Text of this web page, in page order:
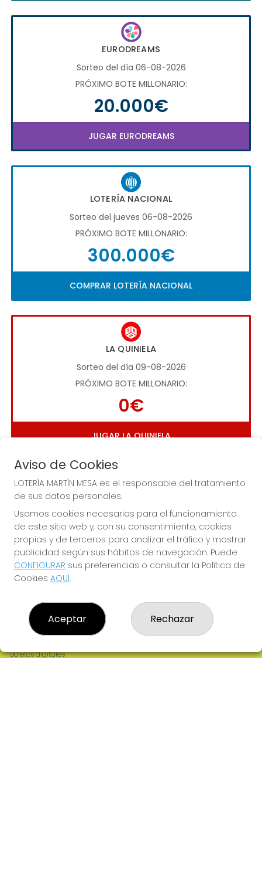
EURODREAMS
Sorteo del día 06-08-2026
PRÓXIMO BOTE MILLONARIO:
20.000€
JUGAR EURODREAMS
LOTERÍA NACIONAL
Sorteo del jueves 06-08-2026
PRÓXIMO BOTE MILLONARIO:
300.000€
COMPRAR LOTERÍA NACIONAL
LA QUINIELA
Sorteo del día 09-08-2026
PRÓXIMO BOTE MILLONARIO:
0€
JUGAR LA QUINIELA
Imagen anterior
LOTERÍA MARTÍN MESA
Resultados
Contacto
Empresas
Boletos digitales
Aviso de Cookies
LOTERÍA MARTÍN MESA es el responsable del tratamiento
de sus datos personales.
Usamos cookies necesarias para el funcionamiento
de este sitio web y, con su consentimiento, cookies
propias y de terceros para analizar el tráfico y mostrar
publicidad según sus hábitos de navegación. Puede
CONFIGURAR sus preferencias o consultar la Política de
Cookies AQUÍ.
Aceptar Rechazar